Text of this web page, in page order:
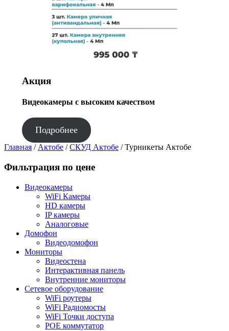
Акция
Видеокамеры с высоким качеством
Подробнее
Главная / Актобе /СКУД Актобе / Турникеты Актобе
Фильтрация по цене
Видеокамеры
WiFi Камеры
HD камеры
IP камеры
Аналоговые
Домофон
Видеодомофон
Мониторы
Видеостена
Интерактивная панель
Внутренние мониторы
Сетевое оборудование
WiFi роутеры
WiFi Радиомосты
WiFi Точки доступа
POE коммутатор